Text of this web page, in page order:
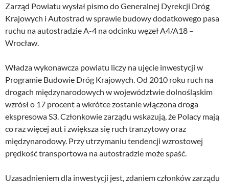
Zarząd Powiatu wysłał pismo do Generalnej Dyrekcji Dróg
Krajowych i Autostrad w sprawie budowy dodatkowego pasa
ruchu na autostradzie A-4 na odcinku węzeł A4/A18 –
Wrocław.
Władza wykonawcza powiatu liczy na ujęcie inwestycji w
Programie Budowie Dróg Krajowych. Od 2010 roku ruch na
drogach międzynarodowych w województwie dolnośląskim
wzrósł o 17 procent a wkrótce zostanie włączona droga
ekspresowa S3. Członkowie zarządu wskazują, że Polacy mają
co raz więcej aut i zwiększa się ruch tranzytowy oraz
międzynarodowy. Przy utrzymaniu tendencji wzrostowej
prędkość transportowa na autostradzie może spaść.
Uzasadnieniem dla inwestycji jest, zdaniem członków zarządu